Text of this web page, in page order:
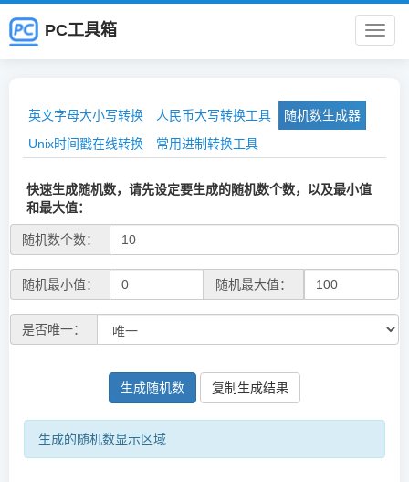
PC
PC工具箱
英文字母大小写转换 人民币大写转换工具
随机数生成器
Unix时间戳在线转换
常用进制转换工具
快速生成随机数，请先设定要生成的随机数个数，以及最小值
和最大值：
随机数个数：
随机最小值： 随机最大值：
是否唯一：
生成随机数 复制生成结果
生成的随机数显示区域